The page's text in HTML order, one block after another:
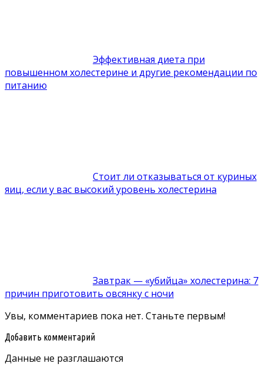
Эффективная диета при
повышенном холестерине и другие рекомендации по
питанию
Стоит ли отказываться от куриных
яиц, если у вас высокий уровень холестерина
Завтрак — «убийца» холестерина: 7
причин приготовить овсянку с ночи
Увы, комментариев пока нет. Станьте первым!
Добавить комментарий
Данные не разглашаются